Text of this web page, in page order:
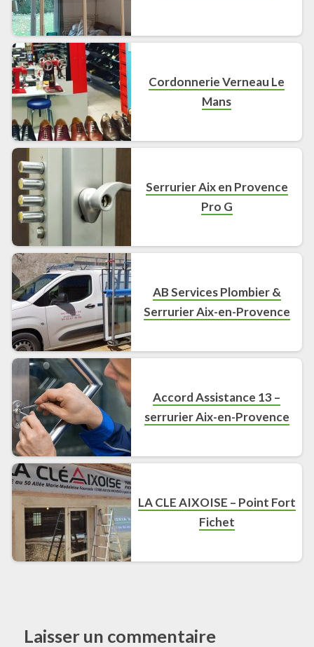
Cordonnerie Verneau Le
Mans
Serrurier Aix en Provence
Pro G
AB Services Plombier &
Serrurier Aix-en-Provence
Accord Assistance 13 –
serrurier Aix-en-Provence
LA CLE AIXOISE – Point Fort
Fichet
Laisser un commentaire